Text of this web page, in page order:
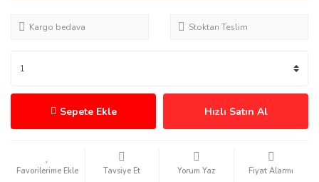
Kargo bedava Stoktan Teslim
Sepete Ekle Hızlı Satın Al
Tavsiye Et Yorum Yaz Fiyat Alarmı